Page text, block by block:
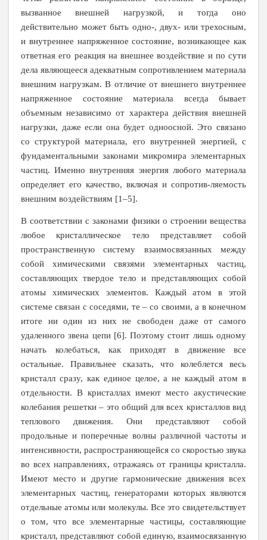
вызванное внешней нагрузкой, и тогда оно
действительно может быть одно-, двух- или трехосным,
и внутреннее напряженное состояние, возникающее как
ответная его реакция на внешнее воздействие и по сути
дела являющееся адекватным сопротивлением материала
внешним нагрузкам. В отличие от внешнего внутреннее
напряженное состояние материала всегда бывает
объемным независимо от характера действия внешней
нагрузки, даже если она будет одноосной. Это связано
со структурой материала, его внутренней энергией, с
фундаментальными законами микромира элементарных
частиц. Именно внутренняя энергия любого материала
определяет его качество, включая и сопротив-ляемость
внешним воздействиям [1–5].
В соответствии с законами физики о строении вещества
любое кристаллическое тело представляет собой
пространственную систему взаимосвязанных между
собой химическими связями элементарных частиц,
составляющих твердое тело и представляющих собой
атомы химических элементов. Каждый атом в этой
системе связан с соседями, те – со своими, а в конечном
итоге ни один из них не свободен даже от самого
удаленного звена цепи [6]. Поэтому стоит лишь одному
начать колебаться, как приходят в движение все
остальные. Правильнее сказать, что колеблется весь
кристалл сразу, как единое целое, а не каждый атом в
отдельности. В кристаллах имеют место акустические
колебания решетки – это общий для всех кристаллов вид
теплового движения. Они представляют собой
продольные и поперечные волны различной частоты и
интенсивности, распространяющейся со скоростью звука
во всех направлениях, отражаясь от границы кристалла.
Имеют место и другие гармонические движения всех
элементарных частиц, генераторами которых являются
отдельные атомы или молекулы. Все это свидетельствует
о том, что все элементарные частицы, составляющие
кристалл, представляют собой единую, взаимосвязанную